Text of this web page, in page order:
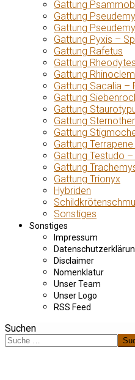
Gattung
Gattung
Gattung
Gattung Pyxis –
Gattung Rafetus
Gattung Rheodytes
Gattung
Gattung Sacalia –
Gattung
Gattung
Gattung
Gattung
Gattung
Gattung Testudo
Gattung
Gattung Trionyx
Hybriden
Sonstiges
Sonstiges
Impressum
Disclaimer
Nomenklatur
Unser Team
Unser Logo
RSS Feed
Suchen